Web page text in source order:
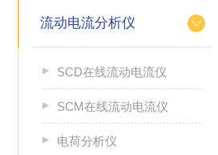
流动电流分析仪
SCD在线流动电流仪
SCM在线流动电流仪
电荷分析仪